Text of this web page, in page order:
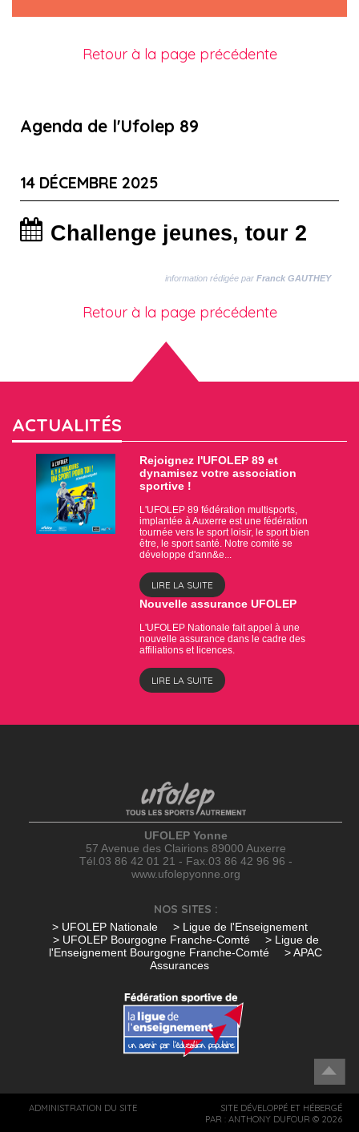
Retour à la page précédente
Agenda de l'Ufolep 89
14 DÉCEMBRE 2025
Challenge jeunes, tour 2
information rédigée par Franck GAUTHEY
Retour à la page précédente
ACTUALITÉS
Rejoignez l'UFOLEP 89 et
dynamisez votre association
sportive !
L'UFOLEP 89 fédération multisports,
implantée à Auxerre est une fédération
tournée vers le sport loisir, le sport bien
être, le sport santé. Notre comité se
développe d'ann&e...
LIRE LA SUITE
Nouvelle assurance UFOLEP
L'UFOLEP Nationale fait appel à une
nouvelle assurance dans le cadre des
affiliations et licences.
LIRE LA SUITE
UFOLEP Yonne
57 Avenue des Clairions 89000 Auxerre
Tél.03 86 42 01 21 - Fax.03 86 42 96 96 -
www.ufolepyonne.org
NOS SITES :
> UFOLEP Nationale
> Ligue de l'Enseignement
> UFOLEP Bourgogne Franche-Comté
> Ligue de
l'Enseignement Bourgogne Franche-Comté
> APAC
Assurances
ADMINISTRATION DU SITE
SITE DÉVELOPPÉ ET HÉBERGÉ
PAR : ANTHONY DUFOUR © 2026